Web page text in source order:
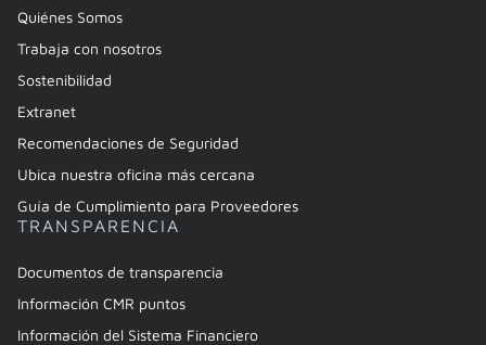
Quiénes Somos
Trabaja con nosotros
Sostenibilidad
Extranet
Recomendaciones de Seguridad
Ubica nuestra oficina más cercana
Guía de Cumplimiento para Proveedores
TRANSPARENCIA
Documentos de transparencia
Información CMR puntos
Información del Sistema Financiero